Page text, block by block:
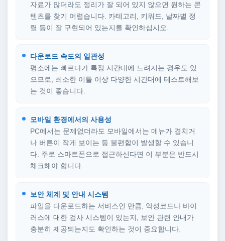
자료가 많더라도 정리가 잘 되어 있지 않으면 원하는 콘
텐츠를 찾기 어렵습니다. 카테고리, 키워드, 날짜별 정
렬 등이 잘 구현되어 있는지를 확인하십시오.
다운로드 속도의 일관성
평소에는 빠르다가 특정 시간대에 느려지는 경우도 있
으므로, 최소한 이틀 이상 다양한 시간대에 테스트해보
는 것이 좋습니다.
모바일 환경에서의 사용성
PC에서는 문제없더라도 모바일에서는 메뉴가 겹치거
나 버튼이 작게 보이는 등 불편함이 발생할 수 있습니
다. 주로 스마트폰으로 접근하신다면 이 부분은 반드시
체크해야 합니다.
보안 체계 및 안내 시스템
파일을 다운로드하는 서비스인 만큼, 악성코드나 바이
러스에 대한 검사 시스템이 있는지, 보안 관련 안내가
충분히 제공되는지도 확인하는 것이 중요합니다.